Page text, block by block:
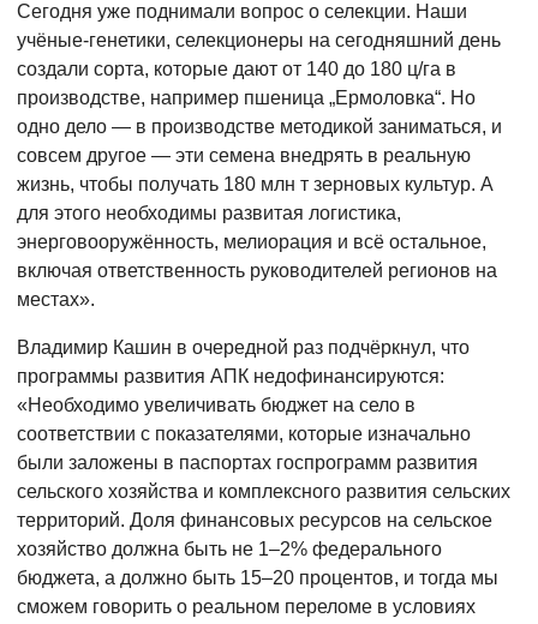
Сегодня уже поднимали вопрос о селекции. Наши
учёные-генетики, селекционеры на сегодняшний день
создали сорта, которые дают от 140 до 180 ц/га в
производстве, например пшеница „Ермоловка“. Но
одно дело — в производстве методикой заниматься, и
совсем другое — эти семена внедрять в реальную
жизнь, чтобы получать 180 млн т зерновых культур. А
для этого необходимы развитая логистика,
энерговооружённость, мелиорация и всё остальное,
включая ответственность руководителей регионов на
местах».
Владимир Кашин в очередной раз подчёркнул, что
программы развития АПК недофинансируются:
«Необходимо увеличивать бюджет на село в
соответствии с показателями, которые изначально
были заложены в паспортах госпрограмм развития
сельского хозяйства и комплексного развития сельских
территорий. Доля финансовых ресурсов на сельское
хозяйство должна быть не 1–2% федерального
бюджета, а должно быть 15–20 процентов, и тогда мы
сможем говорить о реальном переломе в условиях